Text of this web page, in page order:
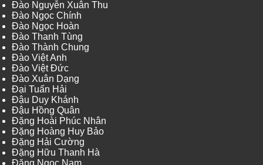
Đào Nguyễn Xuân Thu
Đào Ngọc Chính
Đào Ngọc Hoàn
Đào Thanh Tùng
Đào Thành Chung
Đào Việt Anh
Đào Việt Đức
Đào Xuân Dạng
Đại Tuấn Hải
Đậu Duy Khánh
Đậu Hồng Quân
Đặng Hoài Phúc Nhân
Đặng Hoàng Huy Bảo
Đặng Hải Cường
Đặng Hữu Thanh Hà
Đặng Ngọc Nam